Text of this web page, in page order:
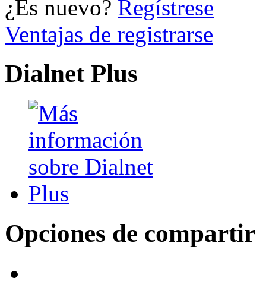
¿Es nuevo? Regístrese
Ventajas de registrarse
Dialnet Plus
Opciones de compartir